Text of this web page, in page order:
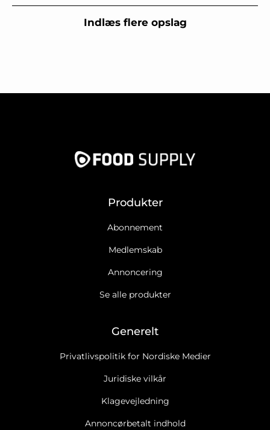
Indlæs flere opslag
Produkter
Abonnement
Medlemskab
Annoncering
Se alle produkter
Generelt
Privatlivspolitik for Nordiske Medier
Juridiske vilkår
Klagevejledning
Annoncørbetalt indhold